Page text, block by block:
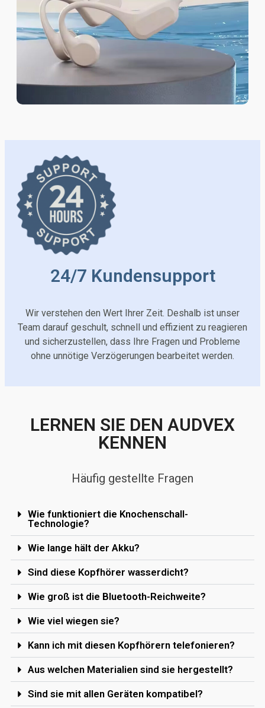
24/7 Kundensupport
Wir verstehen den Wert Ihrer Zeit. Deshalb ist unser
Team darauf geschult, schnell und effizient zu reagieren
und sicherzustellen, dass Ihre Fragen und Probleme
ohne unnötige Verzögerungen bearbeitet werden.
LERNEN SIE DEN AUDVEX
KENNEN
Häufig gestellte Fragen
Wie funktioniert die Knochenschall-
Technologie?
Wie lange hält der Akku?
Sind diese Kopfhörer wasserdicht?
Wie groß ist die Bluetooth-Reichweite?
Wie viel wiegen sie?
Kann ich mit diesen Kopfhörern telefonieren?
Aus welchen Materialien sind sie hergestellt?
Sind sie mit allen Geräten kompatibel?